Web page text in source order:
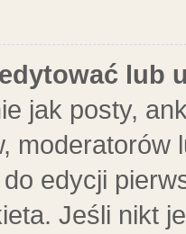
lub
jak posty,
moderatorów
edycji
Jeśli nikt